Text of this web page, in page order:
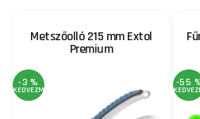
Metszőolló 215 mm Extol
Premium
-3 %
KEDVEZMÉNY
-55